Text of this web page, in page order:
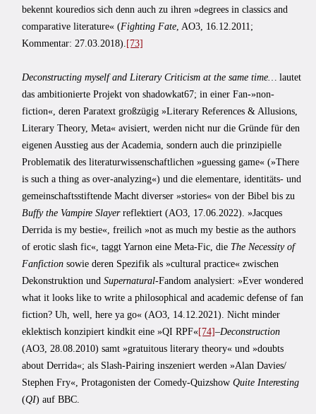
bekennt kouredios sich denn auch zu ihren »degrees in classics and
comparative literature« (Fighting Fate , AO3, 16.12.2011;
Kommentar: 27.03.2018). [73]
Deconstructing myself and Literary Criticism at the same time…
lautet
das ambitionierte Projekt von shadowkat67; in einer Fan-»non-
fiction«, deren Paratext großzügig »Literary References & Allusions,
Literary Theory, Meta« avisiert, werden nicht nur die Gründe für den
eigenen Ausstieg aus der Academia, sondern auch die prinzipielle
Problematik des literaturwissenschaftlichen »guessing game« (»There
is such a thing as over-analyzing«) und die elementare, identitäts- und
gemeinschaftsstiftende Macht diverser »stories« von der Bibel bis zu
Buffy the Vampire Slayerreflektiert (AO3, 17.06.2022). »Jacques
Derrida is my bestie«, freilich »not as much my bestie as the authors
of erotic slash fic«, taggt Yarnon eine Meta-Fic, die The Necessity of
Fanfiction sowie deren Spezifik als »cultural practice« zwischen
Dekonstruktion und Supernatural-Fandom analysiert: »Ever wondered
what it looks like to write a philosophical and academic defense of fan
fiction? Uh, well, here ya go« (AO3, 14.12.2021). Nicht minder
eklektisch konzipiert kindkit eine »QI RPF«[74]–Deconstruction
(AO3, 28.08.2010) samt »gratuitous literary theory« und »doubts
about Derrida«; als Slash-Pairing inszeniert werden »Alan Davies/‌
Stephen Fry«, Protagonisten der Comedy-Quizshow Quite Interesting
(QI) auf BBC.